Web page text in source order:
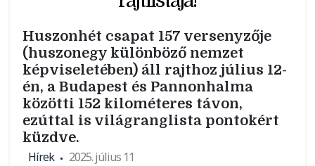
Huszonhét csapat 157 versenyzője
(huszonegy különböző nemzet
képviseletében) áll rajthoz július 12-
én, a Budapest és Pannonhalma
közötti 152 kilométeres távon,
ezúttal is világranglista pontokért
küzdve.
Hírek
2025. július 11